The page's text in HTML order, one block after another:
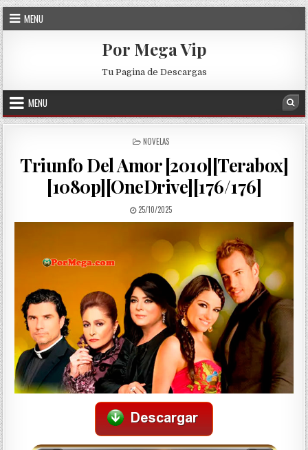
Skip to content
MENU
Por Mega Vip
Tu Pagina de Descargas
MENU
POSTED IN
NOVELAS
Triunfo Del Amor [2010][Terabox]
[1080p][OneDrive][176/176]
PUBLISHED DATE:
25/10/2025